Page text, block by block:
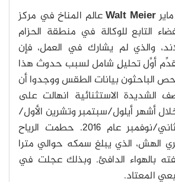
Walt Meierعالم المناخ في مركز
التابع للوكالة في منطقة الحزام
والذي لم يشارك في العمل، فإن
أوَّل تحليلٍ شامل لسبب حدوث هذا
الباحثون بيانات الطقس ووجدوا أن
الشديدة الاستثنائية انهالت على
أشهر أيلول/سبتمبر وتشرين الأول/
أكتوبر وتشرين الثاني/نوفمبر عام 2016. حطمت الرياح
الهش، الذي يبلغ سمكه حوالي مترا
بالهواء الدافئ. وبذلك عجلت في
المعتاد.